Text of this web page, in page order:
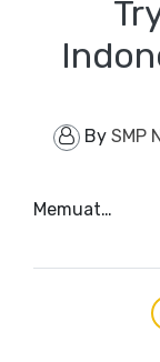
By SMP
Memuat…